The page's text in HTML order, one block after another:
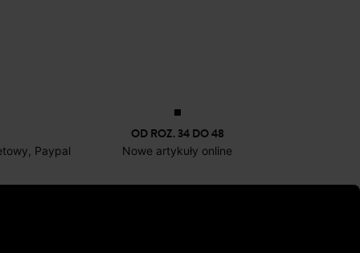
Paypal
OD ROZ. 34 DO 48
Nowe artykuły online